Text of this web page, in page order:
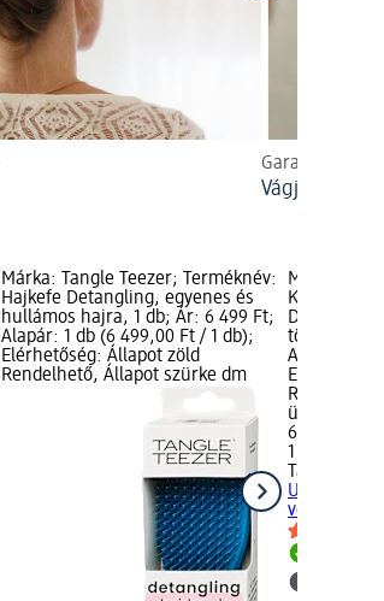
Garantált
Vágjon bele!
Márka: Tangle Teezer; Terméknév:
Hajkefe Detangling, egyenes és
hullámos hajra, 1 db; Ár: 6 499 Ft;
Alapár: 1 db (6 499,00 Ft / 1 db);
Elérhetőség: Állapot zöld
Rendelhető, Állapot szürke dm
Márka:
Kifésülő
Detangler,
töredezett
Alapár: 1
üzlet
6 499 Ft
1 db (6
Tangle
Ultimate